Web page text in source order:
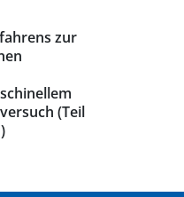
zur
(Teil